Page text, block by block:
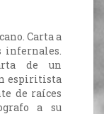
Carta a
infernales.
de un
espiritista
de raíces
a su